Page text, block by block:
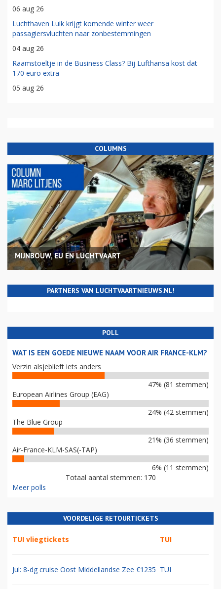
06 aug 26
Luchthaven Luik krijgt komende winter weer
passagiersvluchten naar zonbestemmingen
04 aug 26
Raamstoeltje in de Business Class? Bij Lufthansa kost dat
170 euro extra
05 aug 26
COLUMNS
MIJNBOUW, EU EN LUCHTVAART
PARTNERS VAN LUCHTVAARTNIEUWS.NL!
POLL
WAT IS EEN GOEDE NIEUWE NAAM VOOR AIR FRANCE-KLM?
Verzin alsjeblieft iets anders
47% (81 stemmen)
European Airlines Group (EAG)
24% (42 stemmen)
The Blue Group
21% (36 stemmen)
Air-France-KLM-SAS(-TAP)
6% (11 stemmen)
Totaal aantal stemmen: 170
Meer polls
VOORDELIGE RETOURTICKETS
TUI vliegtickets TUI
Jul: 8-dg cruise Oost Middellandse Zee €1235 TUI